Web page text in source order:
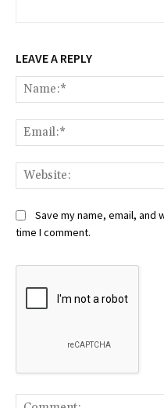
LEAVE A REPLY
Save my name, email,
time I comment.